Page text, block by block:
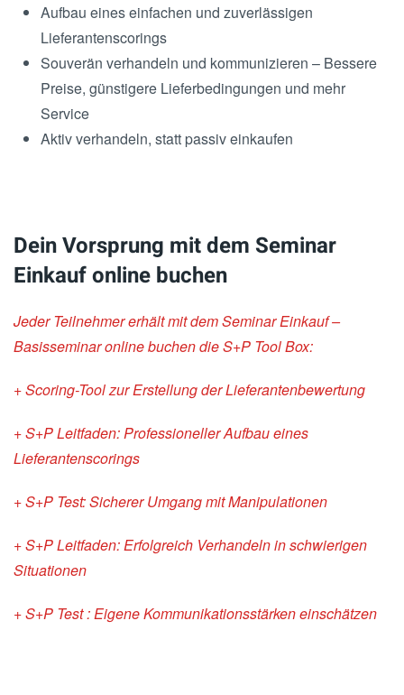
Aufbau eines einfachen und zuverlässigen
Lieferantenscorings
Souverän verhandeln und kommunizieren – Bessere
Preise, günstigere Lieferbedingungen und mehr
Service
Aktiv verhandeln, statt passiv einkaufen
Dein Vorsprung mit dem Seminar
Einkauf online buchen
Jeder Teilnehmer erhält mit dem Seminar Einkauf –
Basisseminar online buchen die S+P Tool Box:
+ Scoring-Tool zur Erstellung der Lieferantenbewertung
+ S+P Leitfaden: Professioneller Aufbau eines
Lieferantenscorings
+ S+P Test: Sicherer Umgang mit Manipulationen
+ S+P Leitfaden: Erfolgreich Verhandeln in schwierigen
Situationen
+ S+P Test : Eigene Kommunikationsstärken einschätzen